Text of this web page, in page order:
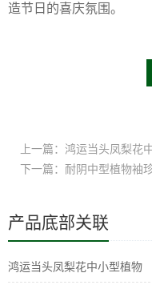
造节日的喜庆氛围。
上一篇：鸿运当头凤梨花
下一篇：耐阴中型植物袖
产品底部关联
鸿运当头凤梨花中小型植物